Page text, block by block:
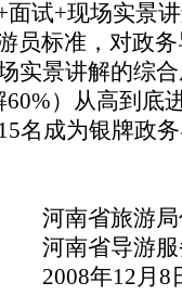
试+现场实景
员标准，对政
实景讲解的综
60%）从高到底
名成为银牌政
局信
服务管
月8